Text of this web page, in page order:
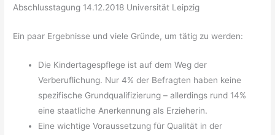
Abschlusstagung 14.12.2018 Universität Leipzig
Ein paar Ergebnisse und viele Gründe, um tätig zu werden:
Die Kindertagespflege ist auf dem Weg der
Verberuflichung. Nur 4% der Befragten haben keine
spezifische Grundqualifizierung – allerdings rund 14%
eine staatliche Anerkennung als Erzieherin.
Eine wichtige Voraussetzung für Qualität in der